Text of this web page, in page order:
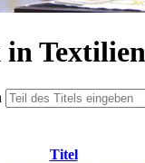
Textilien
Titel